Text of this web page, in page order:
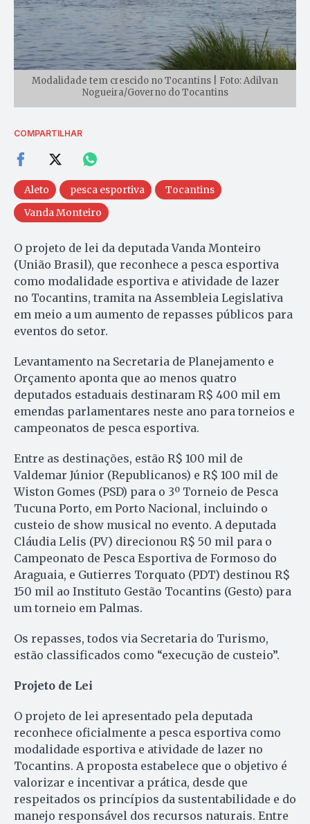
Modalidade tem crescido no Tocantins | Foto: Adilvan
Nogueira/Governo do Tocantins
COMPARTILHAR
Aleto pesca esportiva
Tocantins
Vanda Monteiro
O projeto de lei da deputada Vanda Monteiro
(União Brasil), que reconhece a pesca esportiva
como modalidade esportiva e atividade de lazer
no Tocantins, tramita na Assembleia Legislativa
em meio a um aumento de repasses públicos para
eventos do setor.
Levantamento na Secretaria de Planejamento e
Orçamento aponta que ao menos quatro
deputados estaduais destinaram R$ 400 mil em
emendas parlamentares neste ano para torneios e
campeonatos de pesca esportiva.
Entre as destinações, estão R$ 100 mil de
Valdemar Júnior (Republicanos) e R$ 100 mil de
Wiston Gomes (PSD) para o 3º Torneio de Pesca
Tucuna Porto, em Porto Nacional, incluindo o
custeio de show musical no evento. A deputada
Cláudia Lelis (PV) direcionou R$ 50 mil para o
Campeonato de Pesca Esportiva de Formoso do
Araguaia, e Gutierres Torquato (PDT) destinou R$
150 mil ao Instituto Gestão Tocantins (Gesto) para
um torneio em Palmas.
Os repasses, todos via Secretaria do Turismo,
estão classificados como “execução de custeio”.
Projeto de Lei
O projeto de lei apresentado pela deputada
reconhece oficialmente a pesca esportiva como
modalidade esportiva e atividade de lazer no
Tocantins. A proposta estabelece que o objetivo é
valorizar e incentivar a prática, desde que
respeitados os princípios da sustentabilidade e do
manejo responsável dos recursos naturais. Entre